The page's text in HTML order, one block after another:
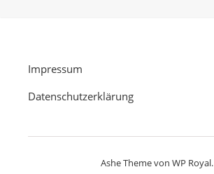
Impressum
Datenschutzerklärung
Ashe Theme von WP Royal.